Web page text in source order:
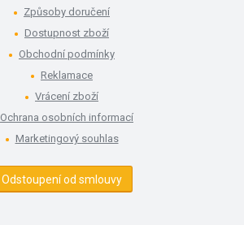
Způsoby doručení
Dostupnost zboží
Obchodní podmínky
Reklamace
Vrácení zboží
Ochrana osobních informací
Marketingový souhlas
Odstoupení od smlouvy